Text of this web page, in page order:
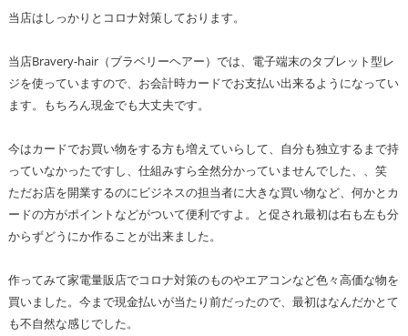
当店はしっかりとコロナ対策しております。
当店Bravery-hair（ブラベリーヘアー）では、電子端末のタブレット型レ
ジを使っていますので、お会計時カードでお支払い出来るようになってい
ます。もちろん現金でも大丈夫です。
今はカードでお買い物をする方も増えていらして、自分も独立するまで持
っていなかったですし、仕組みすら全然分かっていませんでした、、笑
ただお店を開業するのにビジネスの担当者に大きな買い物など、何かとカ
ードの方がポイントなどがついて便利ですよ。と促され最初は右も左も分
からずどうにか作ることが出来ました。
作ってみて家電量販店でコロナ対策のものやエアコンなど色々高価な物を
買いました。今まで現金払いが当たり前だったので、最初はなんだかとて
も不自然な感じでした。